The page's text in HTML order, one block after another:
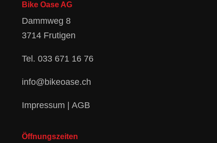
Bike Oase AG
Dammweg 8
3714 Frutigen
Tel. 033 671 16 76
info@bikeoase.ch
Impressum AGB
Öffnungszeiten